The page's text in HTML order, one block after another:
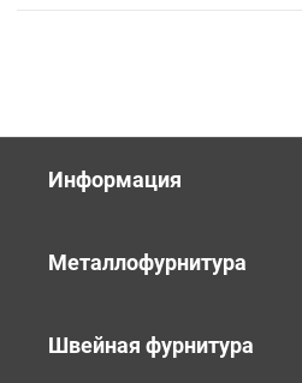
Информация
Металлофурнитура
Швейная фурнитура